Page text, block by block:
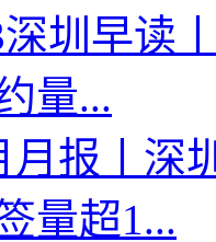
深圳早读
量...
月报丨深
量超1...